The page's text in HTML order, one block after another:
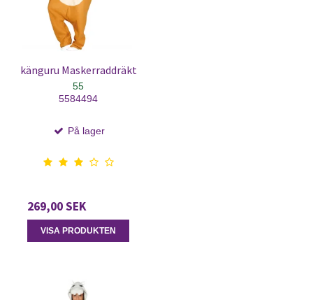
känguru Maskerraddräkt
55
5584494
På lager
269,00 SEK
VISA PRODUKTEN